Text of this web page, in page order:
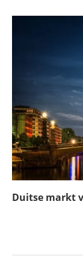
Duitse markt